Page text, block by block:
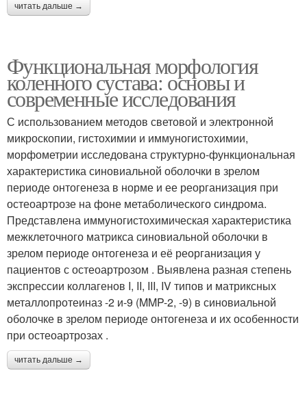
читать дальше →
Функциональная морфология
коленного сустава: основы и
современные исследования
С использованием методов световой и электронной
микроскопии, гистохимии и иммуногистохимии,
морфометрии исследована структурно-функциональная
характеристика синовиальной оболочки в зрелом
периоде онтогенеза в норме и ее реорганизация при
остеоартрозе на фоне метаболического синдрома.
Представлена иммуногистохимическая характеристика
межклеточного матрикса синовиальной оболочки в
зрелом периоде онтогенеза и её реорганизация у
пациентов с остеоартрозом . Выявлена разная степень
экспрессии коллагенов I, II, III, IV типов и матриксных
металлопротеиназ -2 и-9 (MMP-2, -9) в синовиальной
оболочке в зрелом периоде онтогенеза и их особенности
при остеоартрозах .
читать дальше →